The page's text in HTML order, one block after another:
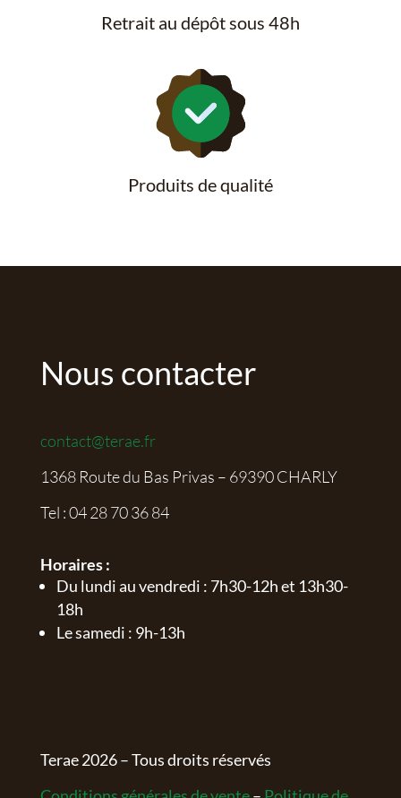
Retrait au dépôt sous 48h
Produits de qualité
Nous contacter
contact@terae.fr
1368 Route du Bas Privas – 69390 CHARLY
Tel :04 28 70 36 84
Horaires :
Du lundi au vendredi : 7h30-12h et 13h30-
18h
Le samedi : 9h-13h
Terae2026– Tous droits réservés